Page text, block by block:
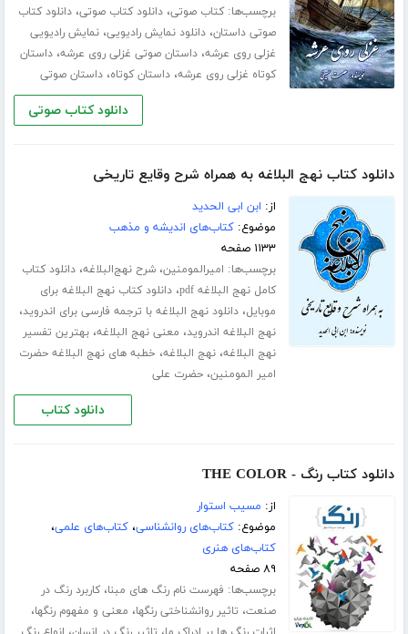
برچسب‌ها:کتاب صوتی،دانلود کتاب صوتی،دانلود کتاب
صوتی داستان،دانلود نمایش رادیویی،نمایش رادیویی
غزلی روی عرشه،داستان صوتی غزلی روی عرشه،داستان
کوتاه غزلی روی عرشه،داستان کوتاه،داستان صوتی
دانلود کتاب صوتی
دانلود کتاب نهج البلاغه به همراه شرح وقایع تاریخی
از: ابن ابی الحدید
موضوع:کتاب‌های اندیشه و مذهب
۱۱۳۳ صفحه
برچسب‌ها: امیرالمومنین،شرح نهج‌البلاغه،دانلود کتاب
کامل نهج البلاغه pdf
،دانلود کتاب نهج البلاغه برای
موبایل،دانلود نهج البلاغه با ترجمه فارسی برای اندروید،
نهج البلاغه اندروید، معنی نهج البلاغه،بهترین تفسیر
نهج البلاغه،نهج البلاغه، خطبه های نهج البلاغه حضرت
امیر المومنین،حضرت علی
دانلود کتاب
دانلود کتاب رنگ - THE COLOR
از: مسیب استوار
موضوع:کتاب‌های روانشناسی،کتاب‌های علمی،
کتاب‌های هنری
۸۹ صفحه
برچسب‌ها: فهرست نام رنگ های مبنا،کاربرد رنگ در
صنعت، تاثیر روانشناختی رنگها، معنی و مفهوم رنگها،